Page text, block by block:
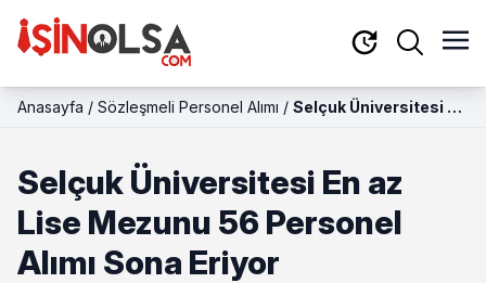
Anasayfa / Sözleşmeli Personel Alımı / Selçuk Üniversitesi En
Eriyor
Selçuk Üniversitesi En az
Lise Mezunu 56 Personel
Alımı Sona Eriyor